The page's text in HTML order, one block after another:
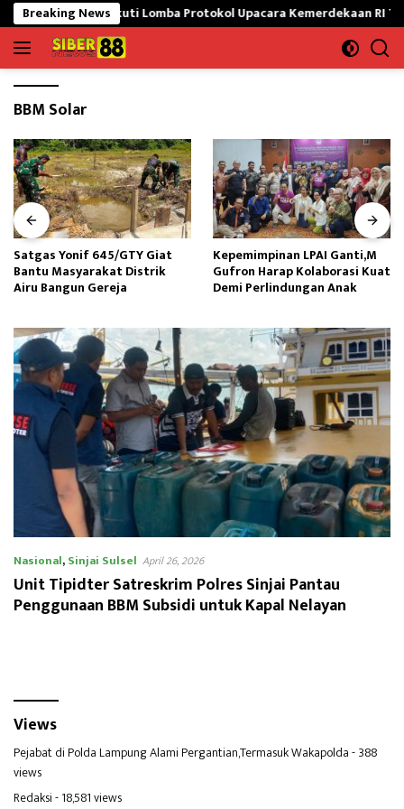
Langsung
ke
konten
Breaking News
Siap Ikuti Lomba Protokol Upacara Kemerdekaan RI Tingkat
BBM Solar
Satgas Yonif 645/GTY Giat
Bantu Masyarakat Distrik
Airu Bangun Gereja ‎
Kepemimpinan LPAI Ganti,M
Gufron Harap Kolaborasi Kuat
Demi Perlindungan Anak
Nasional,Sinjai Sulsel April 26, 2026
Unit Tipidter Satreskrim Polres Sinjai Pantau
Penggunaan BBM Subsidi untuk Kapal Nelayan
Views
Pejabat di Polda Lampung Alami Pergantian,Termasuk Wakapolda- 388
views
Redaksi- 18,581 views